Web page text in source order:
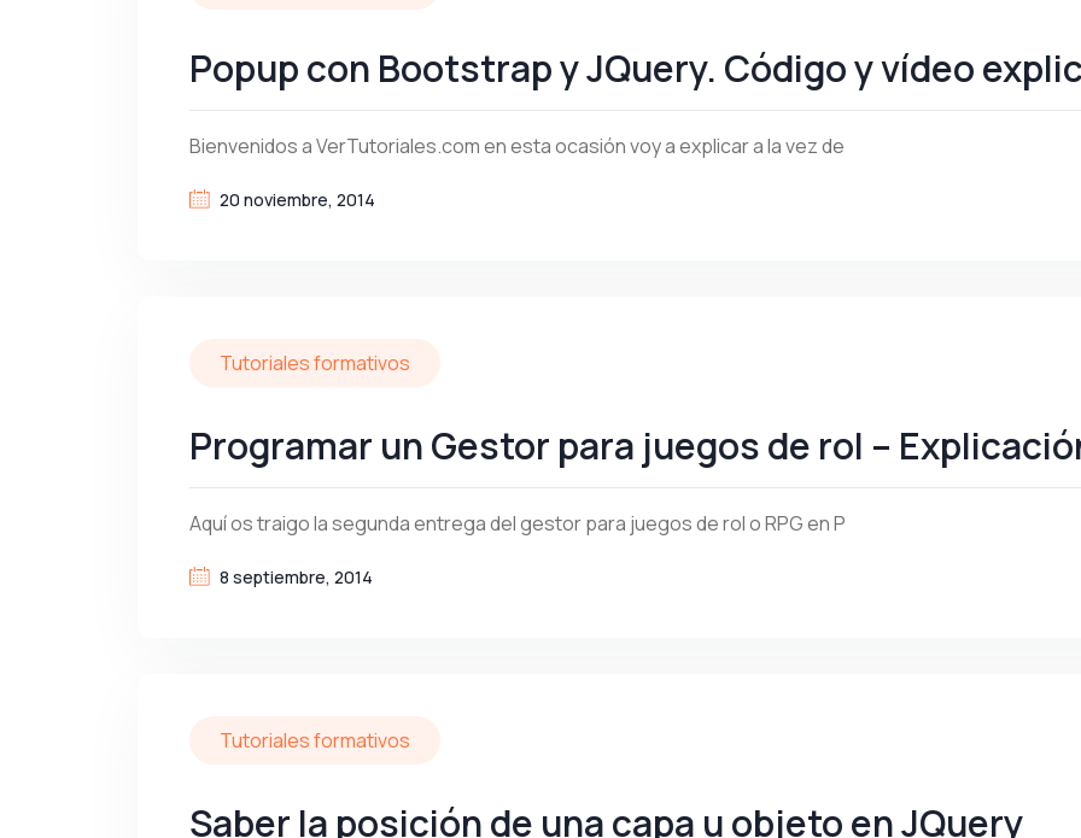
Popup con Bootstrap y JQuery. Código y vídeo
Bienvenidos a VerTutoriales.com en esta ocasión voy a explicar a la vez de
20 noviembre, 2014
Tutoriales formativos
Programar un Gestor para juegos de rol –
Aquí os traigo la segunda entrega del gestor para juegos de rol o RPG en P
8 septiembre, 2014
Tutoriales formativos
Saber la posición de una capa u objeto en JQuery